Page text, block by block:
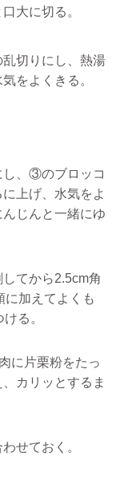
大に切る。
切りにし、熱湯
をよくきる。
し、③のブロッコ
上げ、水気をよ
じんと一緒にゆ
てから2.5cm角
に加えてよくも
る。
に片栗粉をたっ
カリッとするま
せておく。